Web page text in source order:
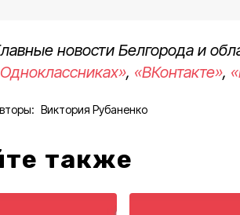
новости Белгорода и
, «ВКонтакте»,
Виктория Рубаненко
также